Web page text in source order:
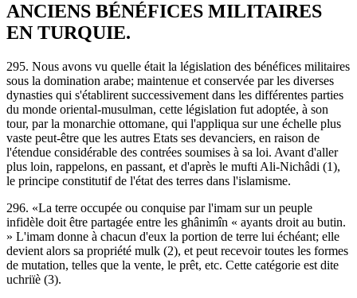
ANCIENS BÉNÉFICES MILITAIRES
EN TURQUIE.
295. Nous avons vu quelle était la législation des bénéfices militaires
sous la domination arabe; maintenue et conservée par les diverses
dynasties qui s'établirent successivement dans les différentes parties
du monde oriental-musulman, cette législation fut adoptée, à son
tour, par la monarchie ottomane, qui l'appliqua sur une échelle plus
vaste peut-être que les autres Etats ses devanciers, en raison de
l'étendue considérable des contrées soumises à sa loi. Avant d'aller
plus loin, rappelons, en passant, et d'après le mufti Ali-Nichâdi (1),
le principe constitutif de l'état des terres dans l'islamisme.
296. «La terre occupée ou conquise par l'imam sur un peuple
infidèle doit être partagée entre les ghânimîn « ayants droit au butin.
» L'imam donne à chacun d'eux la portion de terre lui échéant; elle
devient alors sa propriété mulk (2), et peut recevoir toutes les formes
de mutation, telles que la vente, le prêt, etc. Cette catégorie est dite
uchriïè (3).